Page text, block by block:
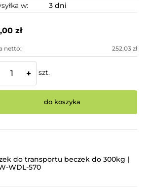
w:
3 dni
zł
netto: 252,03 zł
+ szt.
do koszyka
do transportu beczek do 300kg |
WDL-570